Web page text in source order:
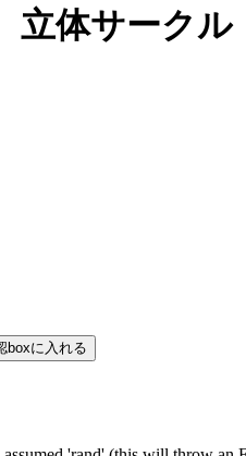
体サーク